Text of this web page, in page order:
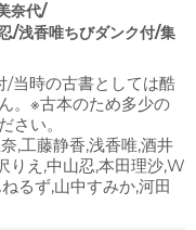
奈代/
/浅香唯ちびダンク付/集
/当時の古書としては酷
。※古本のため多少の
さい。
,工藤静香,浅香唯,酒井
りえ,中山忍,本田理沙,W
るず,山中すみか,河田